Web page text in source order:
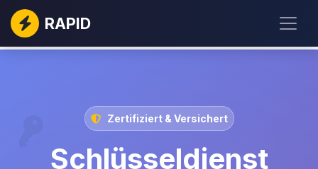
RAPID
Zertifiziert & Versichert
Schlüsseldienst